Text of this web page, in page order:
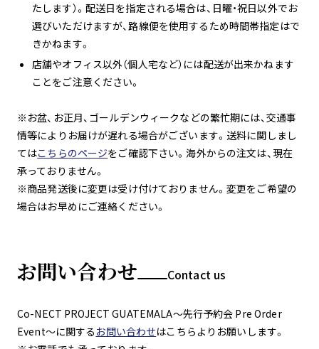
たします）。配送日を指定される場合は、日曜・祝日以外でお
選びいただけますが、路線便を使用するため時間帯指定はで
きかねます。
店舗やオフィス以外（個人宅など）には配送が出来かねます
ことをご注意ください。
※お盆、お正月、ゴールデンウィークなどの繁忙期には、交通事
情等によりお届けが遅れる場合がございます。送料に関しまし
てはこちらのページをご確認下さい。海外からの注文は、現在
承っておりません。
※商品発送後に変更は受け付けておりません。変更をご希望の
場合はお早めにご連絡ください。
お問い合わせ Contact us
Co-NECT PROJECT GUATEMALA～先行予約会 Pre Order
Event～に関する お問い合わせはこちらよりお願いします。